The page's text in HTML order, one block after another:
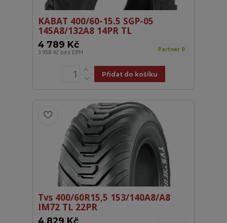
KABAT 400/60-15.5 SGP-05
145A8/132A8 14PR TL
4 789 Kč
3 958 Kč bez DPH Partner 9
Přidat do košíku
Tvs 400/60R15,5 153/140A8/A8
IM72 TL 22PR
4 829 Kč